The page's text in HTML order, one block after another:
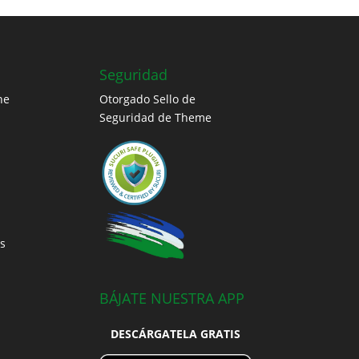
Seguridad
Otorgado Sello de
Seguridad de Theme
BÁJATE NUESTRA APP
DESCÁRGATELA GRATIS